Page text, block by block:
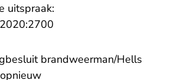
uitspraak:
brandweerman/Hells